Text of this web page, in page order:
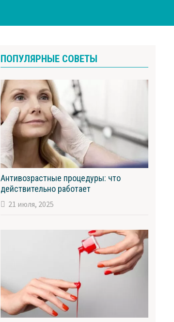
ПОПУЛЯРНЫЕ СОВЕТЫ
Антивозрастные процедуры: что
действительно работает
21 июля, 2025